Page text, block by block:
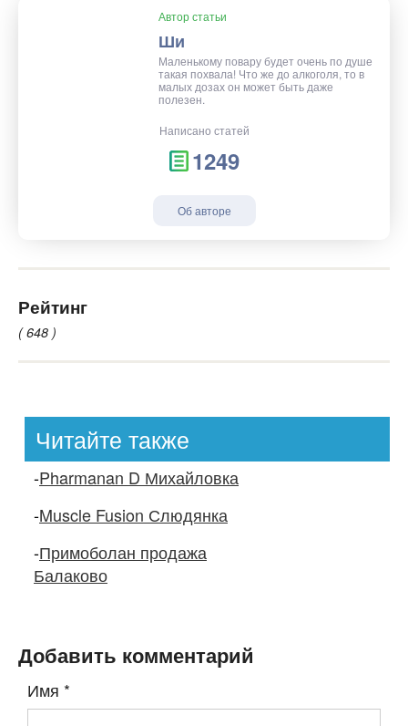
Автор статьи
Ши
Маленькому повару будет очень по душе
такая похвала! Что же до алкоголя, то в
малых дозах он может быть даже
полезен.
Написано статей
1249
Об авторе
Рейтинг
( 648 )
Читайте также
-Pharmanan D Михайловка
-Muscle Fusion Слюдянка
-Примоболан продажа
Балаково
Добавить комментарий
Имя *